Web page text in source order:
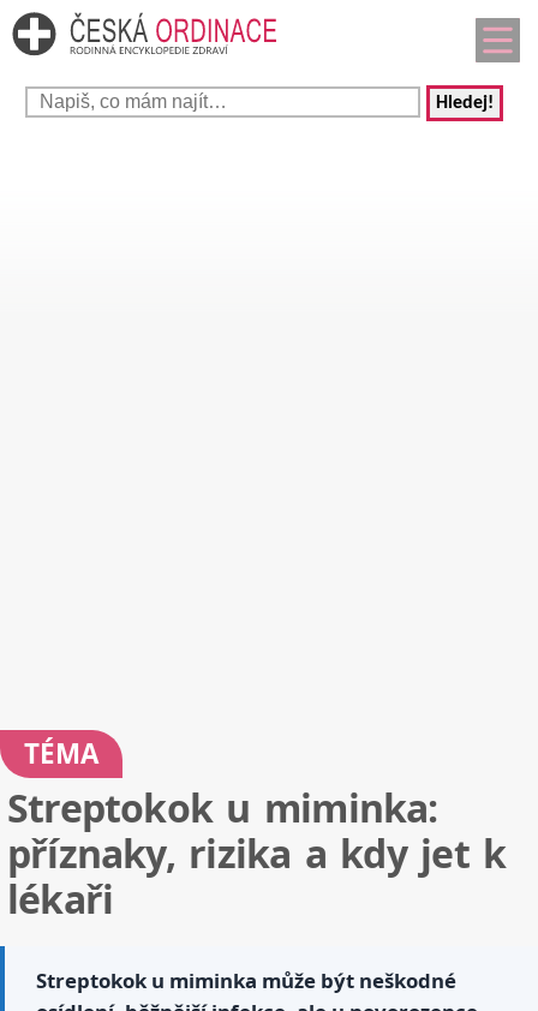
Hledej!
TÉMA
Streptokok u miminka:
příznaky, rizika a kdy jet k
lékaři
Streptokok u miminka může být neškodné